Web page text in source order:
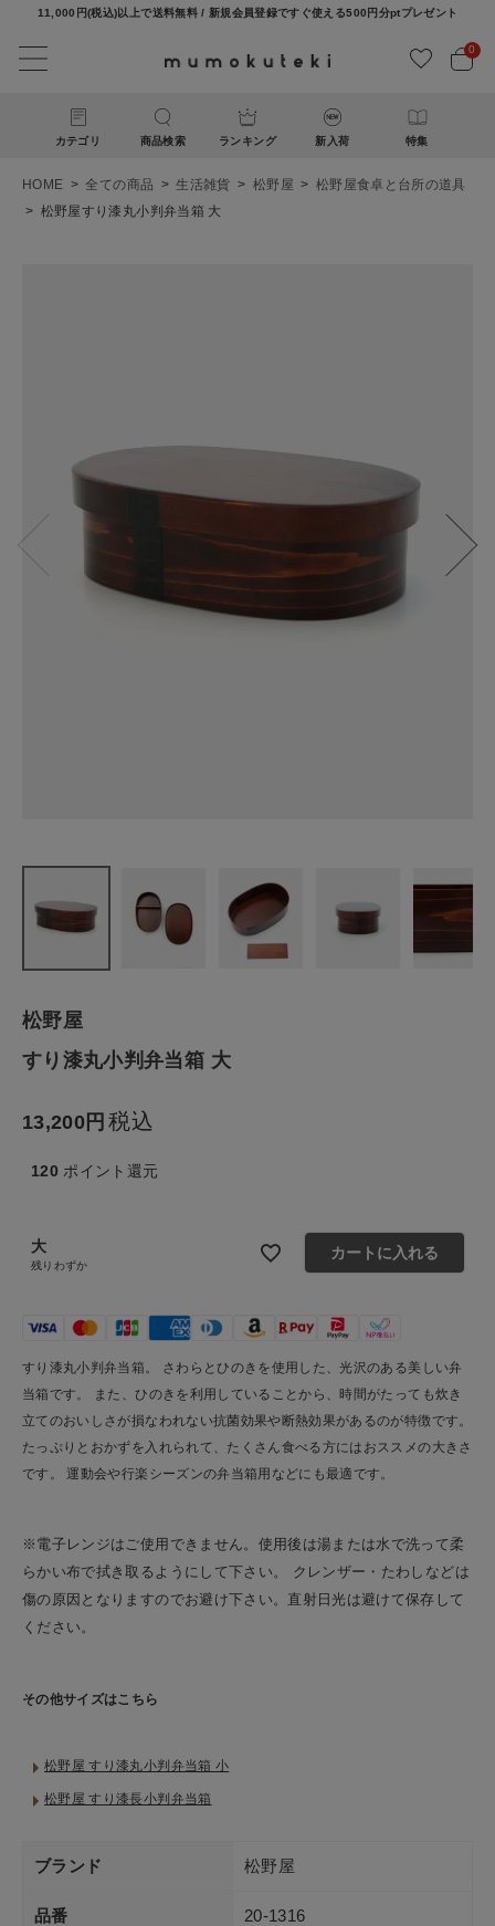
11,000円(税込)以上で送料無料 / 新規会員登録ですぐ使える500円分ptプレゼント
0
カテゴリ 商品検索 ランキング 新入荷 特集
ログイン 新規会員登録
ファッション雑貨
食品
ギフト
ご利用ガイド
お問い合わせ
ショップリスト
HOME 全ての商品 生活雑貨 松野屋
松野屋食卓と台所の道具
松野屋すり漆丸小判弁当箱 大
松野屋
すり漆丸小判弁当箱 大
13,200 税込
120 ポイント還元
大
残りわずか
カートに入れる
すり漆丸小判弁当箱。 さわらとひのきを使用した、光沢のある美しい弁
当箱です。 また、ひのきを利用していることから、時間がたっても炊き
立てのおいしさが損なわれない抗菌効果や断熱効果があるのが特徴です。
たっぷりとおかずを入れられて、たくさん食べる方にはおススメの大きさ
です。 運動会や行楽シーズンの弁当箱用などにも最適です。
※電子レンジはご使用できません。使用後は湯または水で洗って柔
らかい布で拭き取るようにして下さい。 クレンザー・たわしなどは
傷の原因となりますのでお避け下さい。直射日光は避けて保存して
ください。
その他サイズはこちら
松野屋 すり漆丸小判弁当箱 小
松野屋 すり漆長小判弁当箱
ブランド 松野屋
品番 20-1316